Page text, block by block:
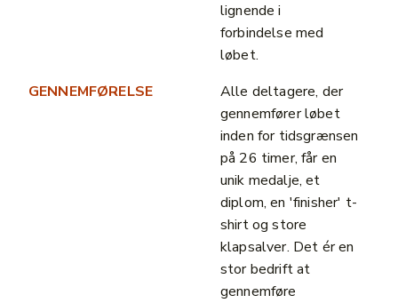
lignende i
forbindelse med
løbet.
GENNEMFØRELSE
Alle deltagere, der
gennemfører løbet
inden for tidsgrænsen
på 26 timer, får en
unik medalje, et
diplom, en 'finisher' t-
shirt og store
klapsalver. Det ér en
stor bedrift at
gennemføre